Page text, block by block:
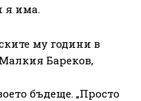
я има.
му години в
Бареков,
бъдеще. „Просто